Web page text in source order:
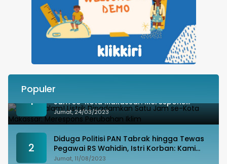
Populer
1
Besok Malam! Listrik Dipadamkan Satu
Jam se-Kota Makassar: Merespons
Perubahan Iklim
Jumat, 24/03/2023
2
Diduga Politisi PAN Tabrak hingga Tewas
Pegawai RS Wahidin, Istri Korban: Kami
Tak Terima
Jumat, 11/08/2023